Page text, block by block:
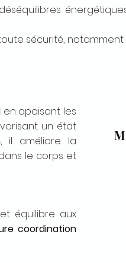
sécurité,
en apaisant les
un état
, il améliore la
le corps et
équilibre aux
coordination